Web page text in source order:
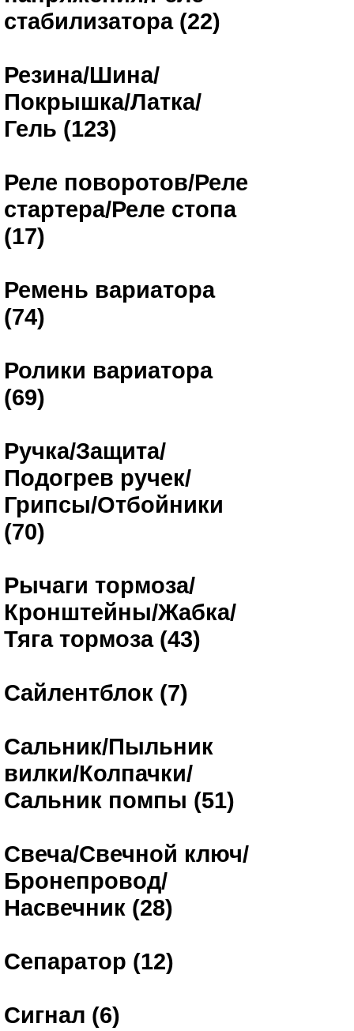
стабилизатора (22)
Резина/Шина/
Покрышка/Латка/
Гель (123)
Реле поворотов/Реле
стартера/Реле стопа
(17)
Ремень вариатора
(74)
Ролики вариатора
(69)
Ручка/Защита/
Подогрев ручек/
Грипсы/Отбойники
(70)
Рычаги тормоза/
Кронштейны/Жабка/
Тяга тормоза (43)
Сайлентблок (7)
Сальник/Пыльник
вилки/Колпачки/
Сальник помпы (51)
Свеча/Свечной ключ/
Бронепровод/
Насвечник (28)
Сепаратор (12)
Сигнал (6)